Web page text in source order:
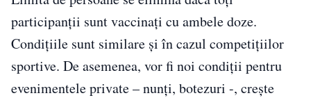
participanții sunt vaccinați cu ambele doze.
Condițiile sunt similare și în cazul competițiilor
sportive. De asemenea, vor fi noi condiţii pentru
evenimentele private – nunți, botezuri -, creşte